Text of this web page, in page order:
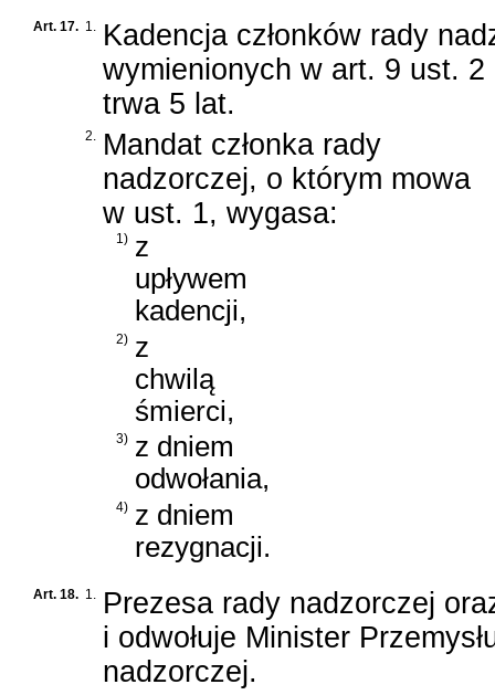
Art. 17. 1. Kadencja członków rady
wymienionych w art. 9 ust. 2
trwa 5 lat.
2. Mandat członka rady
nadzorczej, o którym mowa
w ust. 1, wygasa:
1) z
upływem
kadencji,
2) z
chwilą
śmierci,
3) z dniem
odwołania,
4) z dniem
rezygnacji.
Art. 18. 1. Prezesa rady nadzorczej
i odwołuje Minister
nadzorczej.